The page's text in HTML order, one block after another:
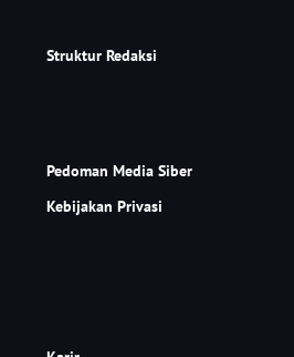
Struktur Redaksi
Pedoman Media Siber
Kebijakan Privasi